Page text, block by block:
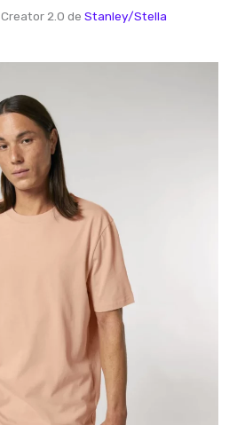
Creator 2.0 deStanley/Stella